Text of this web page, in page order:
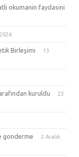
okumanin faydasini
Birleşimi
13
kuruldu
23
gonderme
2 Aralık